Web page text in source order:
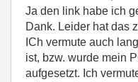
Ja den link habe ich
Dank. Leider hat das
ICh vermute auch
ist, bzw. wurde mein
aufgesetzt. Ich